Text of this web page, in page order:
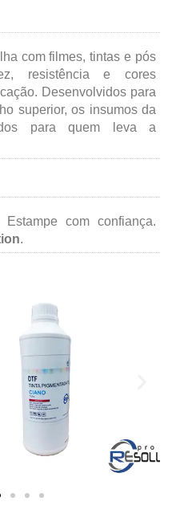
com filmes, tintas e pós
resistência e cores
Desenvolvidos para
superior, os insumos da
para quem leva a
Estampe com confiança.
.